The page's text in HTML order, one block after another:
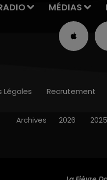
MÉDIAS
Légales Recrutement
Archives 2026 2025